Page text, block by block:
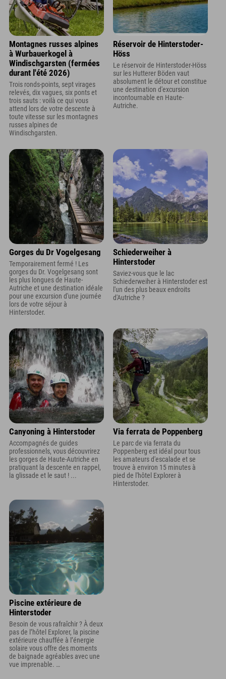
Montagnes russes alpines
à Wurbauerkogel à
Windischgarsten (fermées
durant l'été 2026)
Trois ronds-points, sept virages
relevés, dix vagues, six ponts et
trois sauts : voilà ce qui vous
attend lors de votre descente à
toute vitesse sur les montagnes
russes alpines de
Windischgarsten.
Réservoir de Hinterstoder-
Höss
Le réservoir de Hinterstoder-Höss
sur les Hutterer Böden vaut
absolument le détour et constitue
une destination d'excursion
incontournable en Haute-
Autriche.
Gorges du Dr Vogelgesang
Temporairement fermé ! Les
gorges du Dr. Vogelgesang sont
les plus longues de Haute-
Autriche et une destination idéale
pour une excursion d'une journée
lors de votre séjour à
Hinterstoder.
Schiederweiher à
Hinterstoder
Saviez-vous que le lac
Schiederweiher à Hinterstoder est
l'un des plus beaux endroits
d'Autriche ?
Canyoning à Hinterstoder
Accompagnés de guides
professionnels, vous découvrirez
les gorges de Haute-Autriche en
pratiquant la descente en rappel,
la glissade et le saut ! ...
Via ferrata de Poppenberg
Le parc de via ferrata du
Poppenberg est idéal pour tous
les amateurs d'escalade et se
trouve à environ 15 minutes à
pied de l'hôtel Explorer à
Hinterstoder.
Piscine extérieure de
Hinterstoder
Besoin de vous rafraîchir ? À deux
pas de l’hôtel Explorer, la piscine
extérieure chauffée à l’énergie
solaire vous offre des moments
de baignade agréables avec une
vue imprenable. …